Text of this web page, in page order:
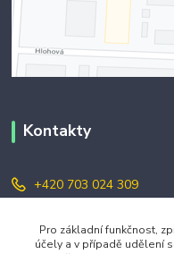
Kontakty
+420 703 024 309
objednavky@zavazuj.cz
Pro základní funkčnost,
účely a v případě udělení